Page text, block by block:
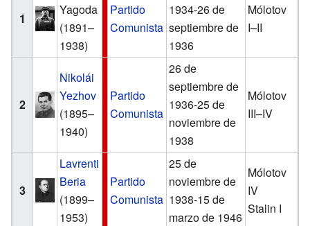
1
Yagoda
(1891–
1938)
Partido
Comunista
1934-26 de
septiembre de
1936
Mólotov
I–II
2
Nikolái
Yezhov
(1895–
1940)
Partido
Comunista
26 de
septiembre de
1936-25 de
noviembre de
1938
Mólotov
III–IV
3
Lavrenti
Beria
(1899–
1953)
Partido
Comunista
25 de
noviembre de
1938-15 de
marzo de 1946
Mólotov
IV
Stalin I